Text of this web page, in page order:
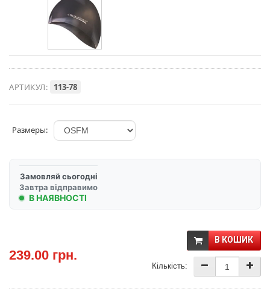
АРТИКУЛ: 113-78
Размеры:
Замовляй сьогодні
Завтра відправимо
В НАЯВНОСТІ
239.00 грн.
В КОШИК
Кількість: